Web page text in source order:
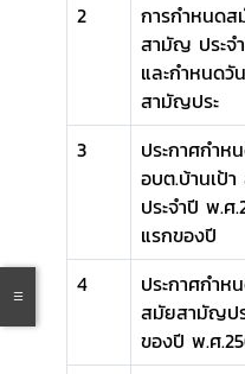
2
การกำหนดส
สามัญ ประจ
และกำหนดวั
สามัญประ
3
ประกาศกำห
อบต.บ้านเป้
ประจำปี พ.ศ
แรกของปี
4
ประกาศกำห
สมัยสามัญป
ของปี พ.ศ